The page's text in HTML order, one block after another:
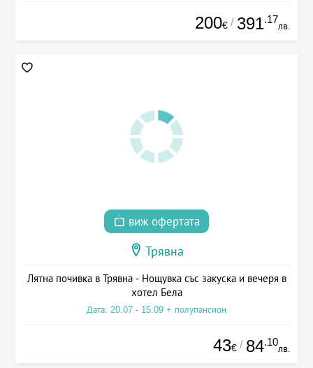
200€ / 391.17
лв.
виж офертата
Трявна
Лятна почивка в Трявна - Нощувка със закуска и вечеря в
хотел Бела
Дата: 20.07 - 15.09 + полупансион
43€ / 84.10
лв.